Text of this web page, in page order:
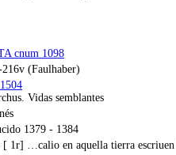
cnum 1098
(Faulhaber)
Vidas semblantes
1379 - 1384
[ 1r] …calio en aquella tierra